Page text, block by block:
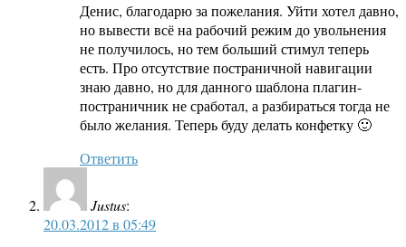
Денис, благодарю за пожелания. Уйти хотел давно,
но вывести всё на рабочий режим до увольнения
не получилось, но тем больший стимул теперь
есть. Про отсутствие постраничной навигации
знаю давно, но для данного шаблона плагин-
постраничник не сработал, а разбираться тогда не
было желания. Теперь буду делать конфетку 🙂
Ответить
Justus:
20.03.2012 в 05:49